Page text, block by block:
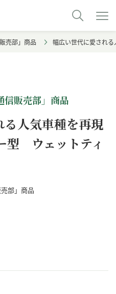
売部」商品 幅広い世代に愛され
信販売部」商品
人気車種を再現
型 ウェットティ
部」商品